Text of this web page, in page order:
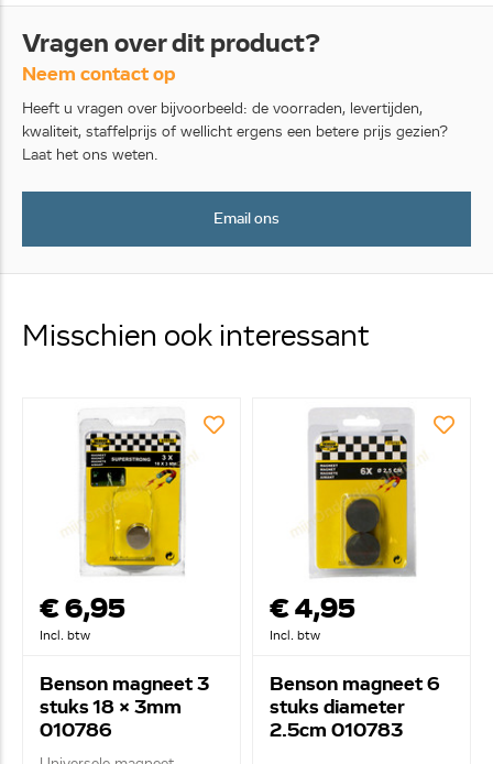
Vragen over dit product?
Neem contact op
Heeft u vragen over bijvoorbeeld: de voorraden, levertijden,
kwaliteit, staffelprijs of wellicht ergens een betere prijs gezien?
Laat het ons weten.
Email ons
Misschien ook interessant
€ 6,95
Incl. btw
Benson magneet 3
stuks 18 x 3mm
010786
€ 4,95
Incl. btw
Benson magneet 6
stuks diameter
2.5cm 010783